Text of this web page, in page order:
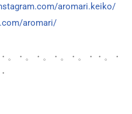
aromari.keiko/
aromari/
。・。・。・。・。・・。・